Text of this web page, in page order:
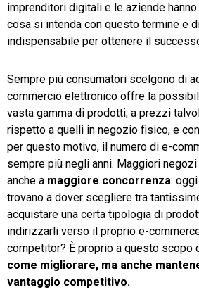
imprenditori digitali e le aziende hanno
cosa si intenda con questo termine e
indispensabile per ottenere il
Sempre più consumatori scelgono di
commercio elettronico offre la
vasta gamma di prodotti, a prezzi
rispetto a quelli in negozio fisico, e
per questo motivo, il numero di e-
sempre più negli anni. Maggiori
anche a maggiore concorrenza:
trovano a dover scegliere tra
acquistare una certa tipologia di
indirizzarli verso il proprio e-
competitor? È proprio a questo scopo
come migliorare, ma anche
vantaggio competitivo.